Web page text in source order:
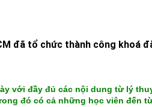
đã tổ chức thành công khoá
với đầy đủ các nội dung từ lý
đó có cả những học viên đến